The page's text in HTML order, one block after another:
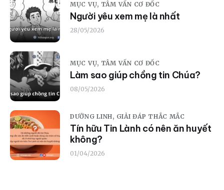
MỤC VỤ, TÂM VẤN CƠ ĐỐC
Người yêu xem mẹ là nhất
28/05/2026
MỤC VỤ, TÂM VẤN CƠ ĐỐC
Làm sao giúp chồng tin Chúa?
08/05/2026
DƯỠNG LINH, GIẢI ĐÁP THẮC MẮC
Tín hữu Tin Lành có nên ăn huyết
không?
01/04/2026